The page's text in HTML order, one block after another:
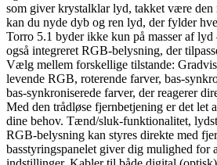
som giver krystalklar lyd, takket være den
kan du nyde dyb og ren lyd, der fylder
Torro 5.1 byder ikke kun på masser af lyd
også integreret RGB-belysning, der
Vælg mellem forskellige tilstande:
levende RGB, roterende farver, bas-
bas-synkroniserede farver, der reagerer
Med den trådløse fjernbetjening er det let
dine behov. Tænd/sluk-funktionalitet,
RGB-belysning kan styres direkte med
basstyringspanelet giver dig mulighed for